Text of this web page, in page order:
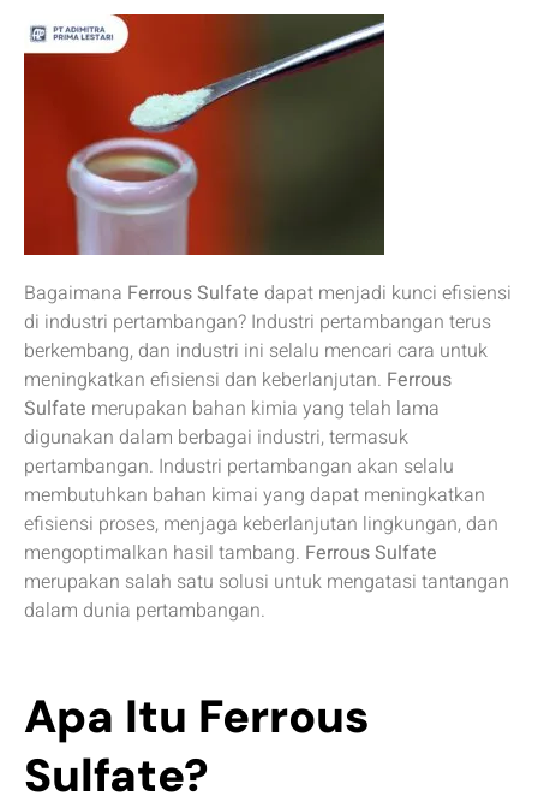
Bagaimana Ferrous Sulfate dapat menjadi kunci efisiensi
di industri pertambangan? Industri pertambangan terus
berkembang, dan industri ini selalu mencari cara untuk
meningkatkan efisiensi dan keberlanjutan. Ferrous
Sulfate merupakan bahan kimia yang telah lama
digunakan dalam berbagai industri, termasuk
pertambangan. Industri pertambangan akan selalu
membutuhkan bahan kimai yang dapat meningkatkan
efisiensi proses, menjaga keberlanjutan lingkungan, dan
mengoptimalkan hasil tambang. Ferrous Sulfate
merupakan salah satu solusi untuk mengatasi tantangan
dalam dunia pertambangan.
Apa Itu Ferrous
Sulfate?